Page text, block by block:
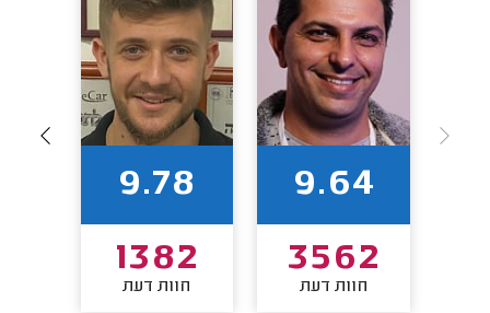
9.64
3562
חוות דעת
9.78
1382
חוות דעת